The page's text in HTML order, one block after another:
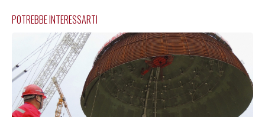
POTREBBE INTERESSARTI